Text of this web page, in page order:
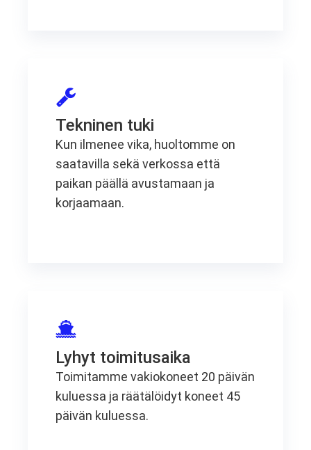
Tekninen tuki
Kun ilmenee vika, huoltomme on
saatavilla sekä verkossa että
paikan päällä avustamaan ja
korjaamaan.
Lyhyt toimitusaika
Toimitamme vakiokoneet 20 päivän
kuluessa ja räätälöidyt koneet 45
päivän kuluessa.